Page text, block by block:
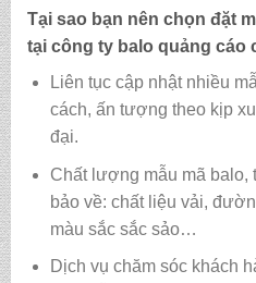
Tại sao bạn nên chọn đặt
tại công ty balo quảng cáo
Liên tục cập nhật nhiều
cách, ấn tượng theo kịp
đại.
Chất lượng mẫu mã balo,
bảo về: chất liệu vải,
màu sắc sắc sảo…
Dịch vụ chăm sóc khách